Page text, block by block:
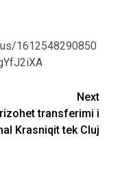
1612548290850
Next
transferimi i
Krasniqit tek Cluj